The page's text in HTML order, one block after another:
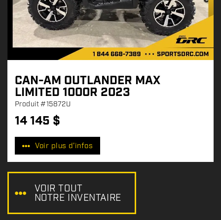
CAN-AM OUTLANDER MAX
LIMITED 1000R 2023
Produit#15872U
P
r
x
14 145 $
Voir plus d'infos
VOIR TOUT
NOTRE INVENTAIRE